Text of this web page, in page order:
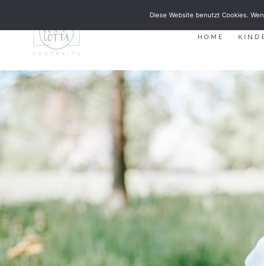
HOME
Diese Website benutzt Cookies.